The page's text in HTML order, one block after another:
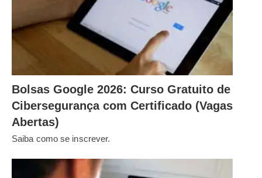
Bolsas Google 2026: Curso Gratuito de
Cibersegurança com Certificado (Vagas
Abertas)
Saiba como se inscrever.